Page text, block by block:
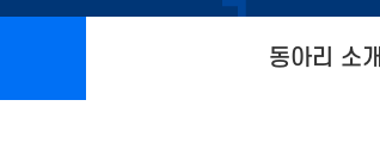
동아리 소개